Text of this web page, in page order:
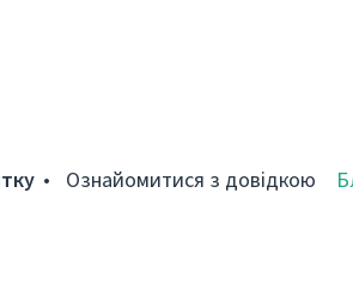
Ознайомитися з довідкою